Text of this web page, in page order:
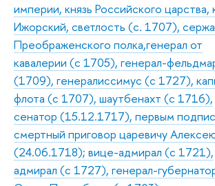
империи, князь Российского царства,
Ижорский, светлость (с. 1707),
Преображенского полка,генерал от
кавалерии (с 1705), генерал-
(1709), генералиссимус (с 1727),
флота (с 1707), шаутбенахт (с 1716),
сенатор (15.12.1717), первым
смертный приговор царевичу
(24.06.1718); вице-адмирал (с 1721),
адмирал (с 1727), генерал-